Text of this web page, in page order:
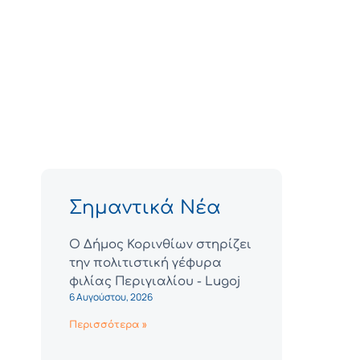
Σημαντικά Νέα
Ο Δήμος Κορινθίων στηρίζει
την πολιτιστική γέφυρα
φιλίας Περιγιαλίου - Lugoj
6 Αυγούστου, 2026
Περισσότερα »